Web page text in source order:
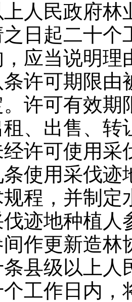
民政府林
日起二十个
应当说明理
可期限由
许可有效期
出售、转
可使用采
用采伐迹
程，并制定
地种植人
作更新造
级以上人
工作日内